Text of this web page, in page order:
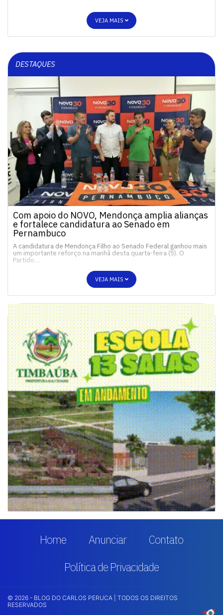
VEJA MAIS
DESTAQUES
Com apoio do NOVO, Mendonça amplia alianças
e fortalece candidatura ao Senado em
Pernambuco
A candidatura de Mendonça Filho ao Senado Federal ganhou mais
um importante reforço na manhã desta quarta-feira (5). O
Partido…
VEJA MAIS
Home Anunciar
Contato
Política de Privacidade
© 2026 - BLOG DO CARLOS PERUCA | TODOS OS DIREITOS
RESERVADOS